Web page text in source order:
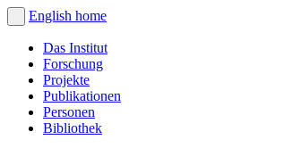
English home
Das Institut
Forschung
Projekte
Publikationen
Personen
Bibliothek